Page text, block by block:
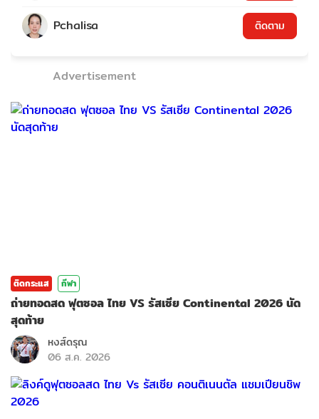
Pchalisa ติดตาม
Advertisement
ติดกระแส กีฬา
ถ่ายทอดสด ฟุตซอล ไทย VS รัสเซีย Continental 2026 นัด
สุดท้าย
หงส์ดรุณ
06 ส.ค. 2026